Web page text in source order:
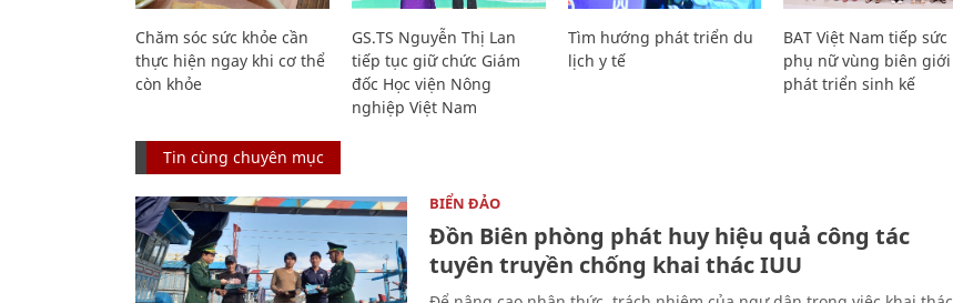
Chăm sóc sức khỏe cần
thực hiện ngay khi cơ thể
còn khỏe
GS.TS Nguyễn Thị Lan
tiếp tục giữ chức Giám
đốc Học viện Nông
nghiệp Việt Nam
Tìm hướng phát triển du
lịch y tế
BAT Việt Nam tiếp sức
phụ nữ vùng biên giới
phát triển sinh kế
Tin cùng chuyên mục
BIỂN ĐẢO
Đồn Biên phòng phát huy hiệu quả công tác
tuyên truyền chống khai thác IUU